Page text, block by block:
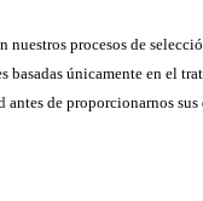
procesos de
únicamente en el
antes de proporcionarnos sus